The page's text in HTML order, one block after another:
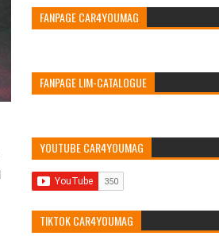
FANPAGE CAR4YOUMAG
FANPAGE LIM-CATALOGUE
YOUTUBE CAR4YOUMAG
TIKTOK CAR4YOUMAG